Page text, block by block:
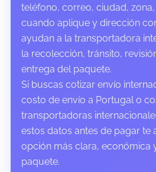
teléfono, correo, ciudad,
cuando aplique y dirección
ayudan a la transportadora
la recolección, tránsito,
entrega del paquete.
Si buscas cotizar envío
costo de envío a Portugal o
transportadoras
estos datos antes de pagar te
opción más clara, económica
paquete.